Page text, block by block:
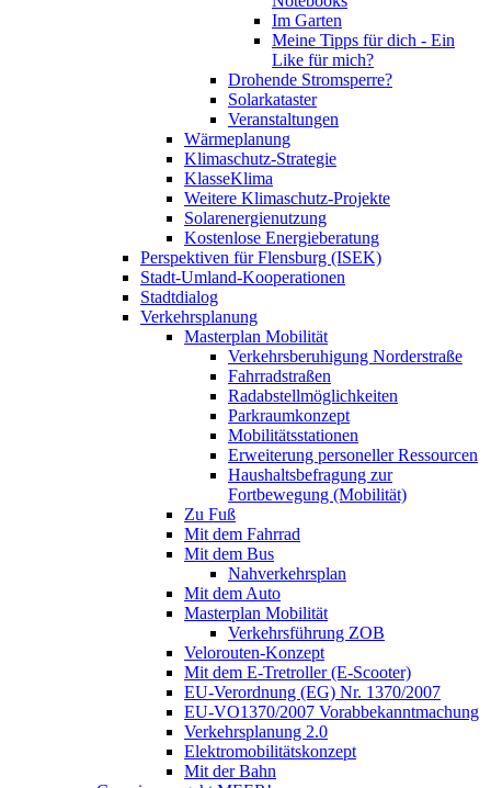
Im Garten
Meine Tipps für dich - Ein
Like für mich?
Drohende Stromsperre?
Solarkataster
Veranstaltungen
Wärmeplanung
Klimaschutz-Strategie
KlasseKlima
Weitere Klimaschutz-Projekte
Solarenergienutzung
Kostenlose Energieberatung
Perspektiven für Flensburg (ISEK)
Stadt-Umland-Kooperationen
Stadtdialog
Verkehrsplanung
Masterplan Mobilität
Verkehrsberuhigung Norderstraße
Fahrradstraßen
Radabstellmöglichkeiten
Parkraumkonzept
Mobilitätsstationen
Erweiterung personeller Ressourcen
Haushaltsbefragung zur
Fortbewegung (Mobilität)
Zu Fuß
Mit dem Fahrrad
Mit dem Bus
Nahverkehrsplan
Mit dem Auto
Masterplan Mobilität
Verkehrsführung ZOB
Velorouten-Konzept
Mit dem E-Tretroller (E-Scooter)
EU-Verordnung (EG) Nr. 1370/2007
EU-VO1370/2007 Vorabbekanntmachung
Verkehrsplanung 2.0
Elektromobilitätskonzept
Mit der Bahn